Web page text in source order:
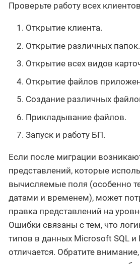
Проверьте работу всех
Открытие клиента.
Открытие различных папок.
Открытие всех видов
Открытие файлов
Создание различных
Прикладывание файлов.
Запуск и работу БП.
Если после миграции
представлений, которые
вычисляемые поля (особенно
датами и временем), может
правка представлений на
Ошибки связаны с тем, что
типов в данных Microsoft SQL и
отличается. Обратите